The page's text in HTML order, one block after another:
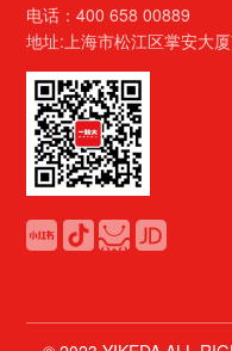
电话：400 658 00889
地址:上海市松江区掌安大